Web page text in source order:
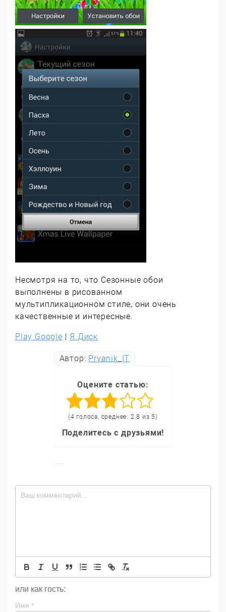
Несмотря на то, что Сезонные обои
выполнены в рисованном
мультипликационном стиле, они очень
качественные и интересные.
Play Google | Я.Диск
Автор: Pryanik_IT
Оцените статью:
(4 голоса, среднее: 2.8 из 5)
Поделитесь с друзьями!
или как гость:
Имя *